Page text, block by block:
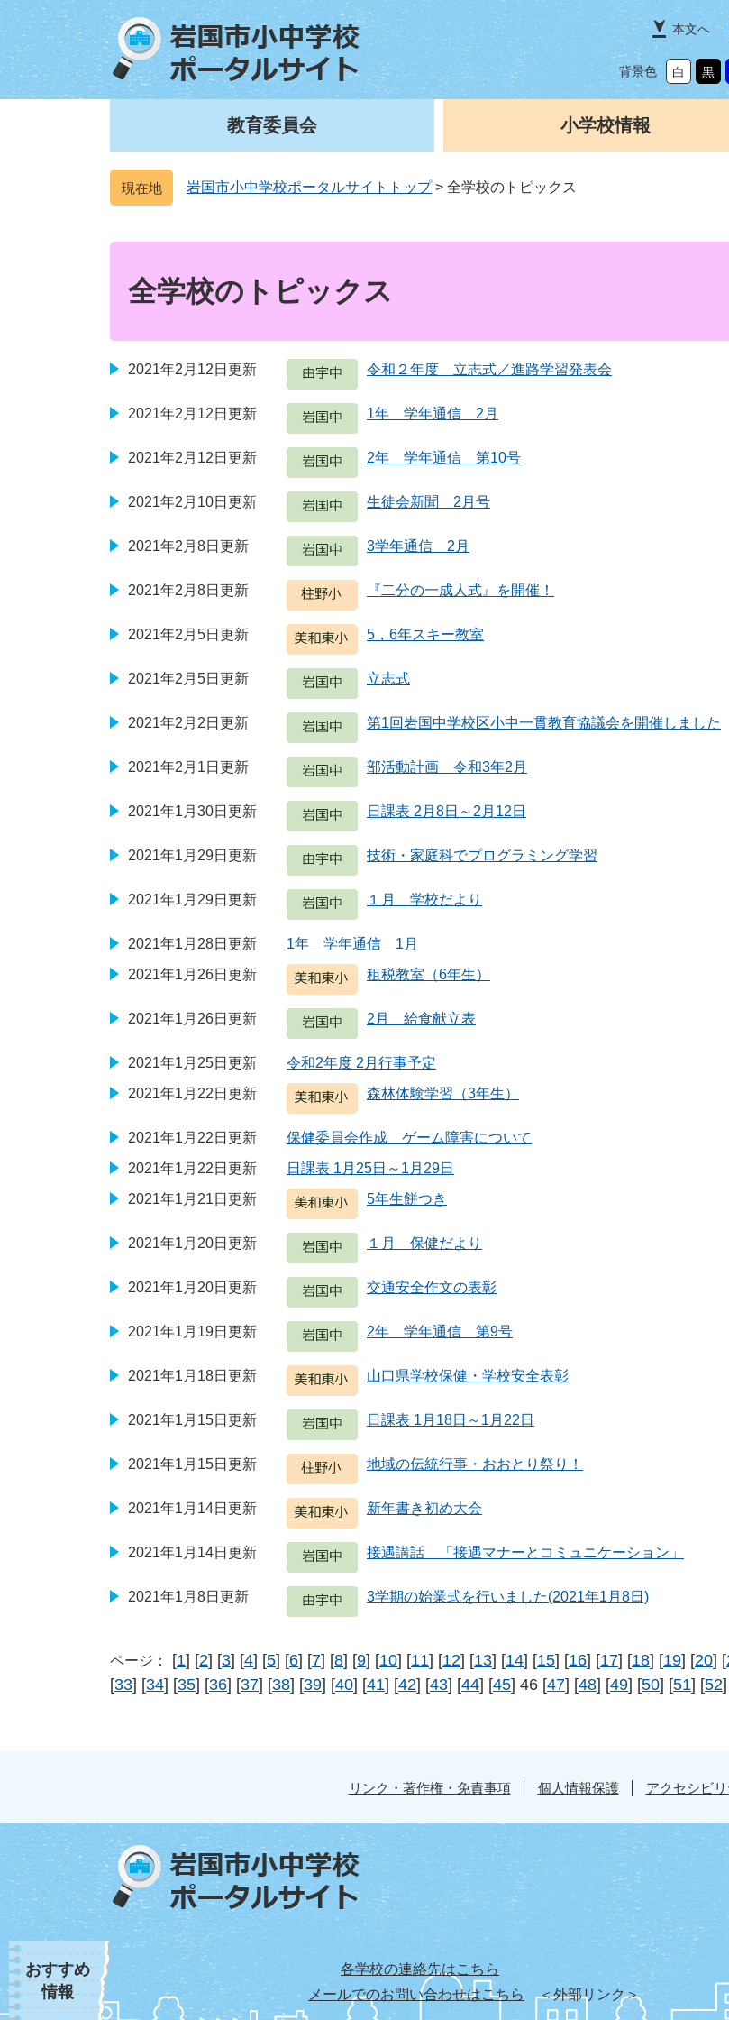
ジ
の
先
ュ
ー
を
本文へ
背景色 白 黒
教育委員会 小学校情報
岩国市小中学校ポータルサイトトップ > 全学校のトピックス
全学校のトピックス
2021年2月12日更新 令和２年度 立志式／進路学習発表会
2021年2月12日更新 1年 学年通信 2月
2021年2月12日更新 2年 学年通信 第10号
2021年2月10日更新 生徒会新聞 2月号
2021年2月8日更新 3学年通信 2月
2021年2月8日更新 『二分の一成人式』を開催！
2021年2月5日更新 5，6年スキー教室
2021年2月5日更新 立志式
2021年2月2日更新 第1回岩国中学校区小中一貫教育協議会を開催しました
2021年2月1日更新 部活動計画 令和3年2月
2021年1月30日更新 日課表 2月8日～2月12日
2021年1月29日更新 技術・家庭科でプログラミング学習
2021年1月29日更新 １月 学校だより
2021年1月28日更新
1年 学年通信 1月
2021年1月26日更新
租税教室（6年生）
2021年1月26日更新 2月 給食献立表
2021年1月25日更新
令和2年度 2月行事予定
2021年1月22日更新
森林体験学習（3年生）
2021年1月22日更新
保健委員会作成 ゲーム障害について
2021年1月22日更新
日課表 1月25日～1月29日
2021年1月21日更新
5年生餅つき
2021年1月20日更新 １月 保健だより
2021年1月20日更新 交通安全作文の表彰
2021年1月19日更新 2年 学年通信 第9号
2021年1月18日更新 山口県学校保健・学校安全表彰
2021年1月15日更新 日課表 1月18日～1月22日
2021年1月15日更新 地域の伝統行事・おおとり祭り！
2021年1月14日更新 新年書き初め大会
2021年1月14日更新 接遇講話 「接遇マナーとコミュニケーション」
2021年1月8日更新 3学期の始業式を行いました(2021年1月8日)
ページ： [1] [2] [3] [4] [5] [6] [7] [8] [9] [10] [11] [12] [13] [14] [15] [16] [17] [18] [19] [20] [
[33] [34] [35] [36] [37] [38] [39] [40] [41] [42] [43] [44] [45] 46 [47] [48] [49] [50] [51] [52
リンク・著作権・免責事項 個人情報保護 アクセシビリ
各学校の連絡先はこちら
メールでのお問い合わせはこちら
＜外部リンク＞
おすすめ
情報